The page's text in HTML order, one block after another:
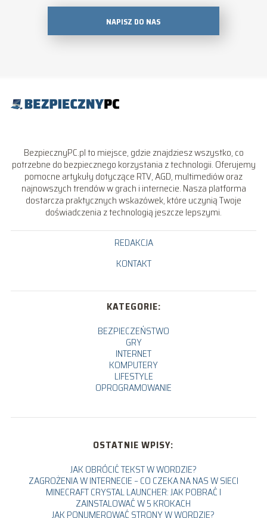
NAPISZ DO NAS
BezpiecznyPC.pl to miejsce, gdzie znajdziesz wszystko, co
potrzebne do bezpiecznego korzystania z technologii. Oferujemy
pomocne artykuły dotyczące RTV, AGD, multimediów oraz
najnowszych trendów w grach i internecie. Nasza platforma
dostarcza praktycznych wskazówek, które uczynią Twoje
doświadczenia z technologią jeszcze lepszymi.
REDAKCJA
KONTAKT
KATEGORIE:
BEZPIECZEŃSTWO
GRY
INTERNET
KOMPUTERY
LIFESTYLE
OPROGRAMOWANIE
OSTATNIE WPISY:
JAK OBRÓCIĆ TEKST W WORDZIE?
ZAGROŻENIA W INTERNECIE – CO CZEKA NA NAS W SIECI
MINECRAFT CRYSTAL LAUNCHER: JAK POBRAĆ I
ZAINSTALOWAĆ W 5 KROKACH
JAK PONUMEROWAĆ STRONY W WORDZIE?